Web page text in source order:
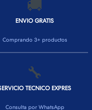
🚚
ENVIO GRATIS
Comprando 3+ productos
🔧
TECNICO EXPRES
Consulta por WhatsApp